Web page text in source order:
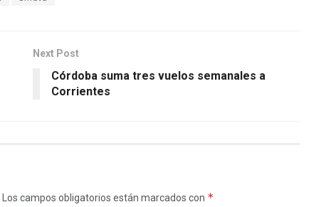
Next Post
Córdoba suma tres vuelos semanales a
Corrientes
Los campos obligatorios están marcados con *